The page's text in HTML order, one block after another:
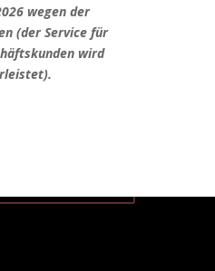
wegen der
(der Service für
wird